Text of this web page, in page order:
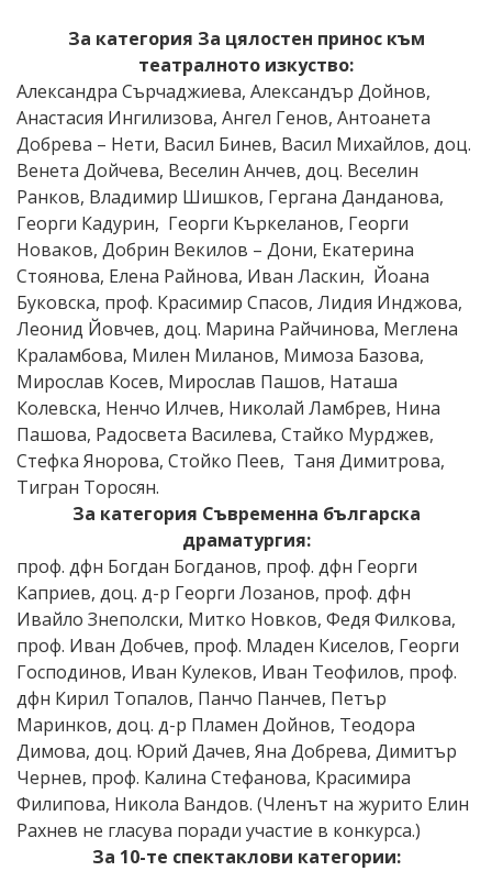
За категория За цялостен принос към
театралното изкуство:
Александра Сърчаджиева, Александър Дойнов,
Анастасия Ингилизова, Ангел Генов, Антоанета
Добрева – Нети, Васил Бинев, Васил Михайлов, доц.
Венета Дойчева, Веселин Анчев, доц. Веселин
Ранков, Владимир Шишков, Гергана Данданова,
Георги Кадурин, Георги Къркеланов, Георги
Новаков, Добрин Векилов – Дони, Екатерина
Стоянова, Елена Райнова, Иван Ласкин, Йоана
Буковска, проф. Красимир Спасов, Лидия Инджова,
Леонид Йовчев, доц. Марина Райчинова, Меглена
Краламбова, Милен Миланов, Мимоза Базова,
Мирослав Косев, Мирослав Пашов, Наташа
Колевска, Ненчо Илчев, Николай Ламбрев, Нина
Пашова, Радосвета Василева, Стайко Мурджев,
Стефка Янорова, Стойко Пеев, Таня Димитрова,
Тигран Торосян.
За категория Съвременна българска
драматургия:
проф. дфн Богдан Богданов, проф. дфн Георги
Каприев, доц. д-р Георги Лозанов, проф. дфн
Ивайло Знеполски, Митко Новков, Федя Филкова,
проф. Иван Добчев, проф. Младен Киселов, Георги
Господинов, Иван Кулеков, Иван Теофилов, проф.
дфн Кирил Топалов, Панчо Панчев, Петър
Маринков, доц. д-р Пламен Дойнов, Теодора
Димова, доц. Юрий Дачев, Яна Добрева, Димитър
Чернев, проф. Калина Стефанова, Красимира
Филипова, Никола Вандов. (Членът на журито Елин
Рахнев не гласува поради участие в конкурса.)
За 10-те спектаклови категории: